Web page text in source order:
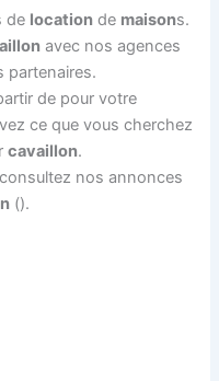
de location de maisons.
avec nos agences
partenaires.
de pour votre
ce que vous cherchez
cavaillon.
nos annonces
().